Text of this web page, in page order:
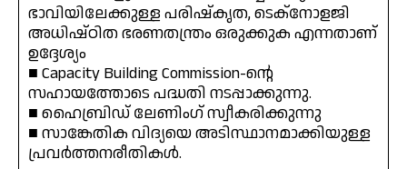
ഭാവിയിലേക്കുള്ള പരിഷ്കൃത, ടെക്‌നോളജി
അധിഷ്ഠിത ഭരണതന്ത്രം ഒരുക്കുക എന്നതാണ്
ഉദ്ദേശ്യം
■ Capacity Building Commission-ന്റെ
സഹായത്തോടെ പദ്ധതി നടപ്പാക്കുന്നു.
■ ഹൈബ്രിഡ് ലേണിംഗ് സ്വീകരിക്കുന്നു
■ സാങ്കേതിക വിദ്യയെ അടിസ്ഥാനമാക്കിയുള്ള
പ്രവർത്തനരീതികൾ.